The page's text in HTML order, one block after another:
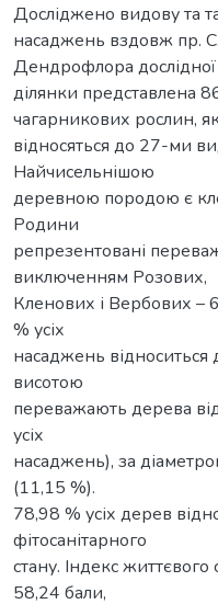
Досліджено видову та
насаджень вздовж пр.
Дендрофлора дослідної
ділянки представлена
чагарникових рослин,
відносяться до 27-ми
Найчисельнішою
деревною породою є
Родини
репрезентовані
виключенням Розових,
Кленових і Вербових –
% усіх
насаджень
висотою
переважають дерева
усіх
насаджень), за
(11,15 %).
78,98 % усіх дерев
фітосанітарного
стану. Індекс
58,24 бали,